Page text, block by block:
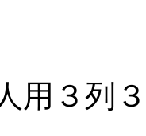
用３列